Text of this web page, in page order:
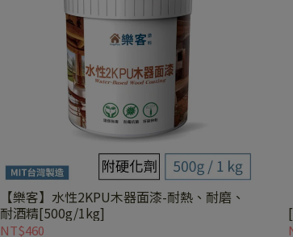
【樂客】水性2KPU木器面漆-耐熱、耐磨、
耐酒精[500g/1kg]
NT$460